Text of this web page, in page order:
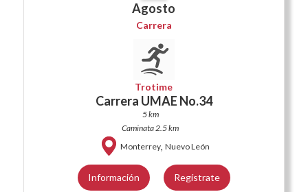
Agosto
Carrera
Trotime
Carrera UMAE No.34
5 km
Caminata 2.5 km
Monterrey, Nuevo León
Información Regístrate